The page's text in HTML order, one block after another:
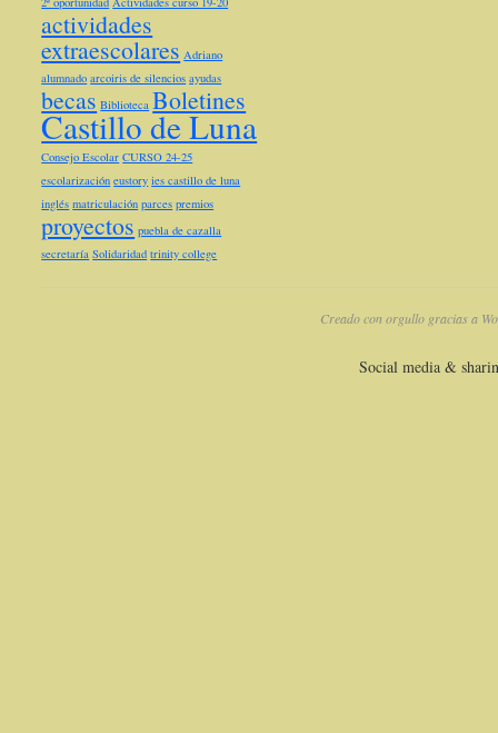
actividades
extraescolares Adriano
alumnado arcoiris de silencios ayudas
becas Biblioteca Boletines
Castillo de Luna
Consejo Escolar CURSO 24-25
escolarización eustory ies castillo de luna
inglés matriculación parces premios
proyectos puebla de cazalla
secretaría Solidaridad trinity college
Creado con orgullo gracias a
Social media &